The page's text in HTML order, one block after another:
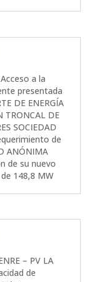
a la
presentada
DE ENERGÍA
TRONCAL DE
SOCIEDAD
de
ANÓNIMA
de su nuevo
148,8 MW
– PV LA
de